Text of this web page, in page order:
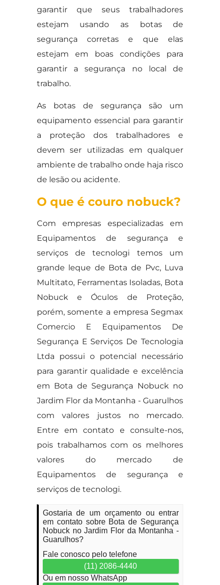
garantir que seus trabalhadores
estejam usando as botas de
segurança corretas e que elas
estejam em boas condições para
garantir a segurança no local de
trabalho.
As botas de segurança são um
equipamento essencial para garantir
a proteção dos trabalhadores e
devem ser utilizadas em qualquer
ambiente de trabalho onde haja risco
de lesão ou acidente.
O que é couro nobuck?
Com empresas especializadas em
Equipamentos de segurança e
serviços de tecnologi temos um
grande leque de Bota de Pvc, Luva
Multitato, Ferramentas Isoladas, Bota
Nobuck e Óculos de Proteção,
porém, somente a empresa Segmax
Comercio E Equipamentos De
Segurança E Serviços De Tecnologia
Ltda possui o potencial necessário
para garantir qualidade e excelência
em Bota de Segurança Nobuck no
Jardim Flor da Montanha - Guarulhos
com valores justos no mercado.
Entre em contato e consulte-nos,
pois trabalhamos com os melhores
valores do mercado de
Equipamentos de segurança e
serviços de tecnologi.
Gostaria de um orçamento ou entrar
em contato sobre Bota de Segurança
Nobuck no Jardim Flor da Montanha -
Guarulhos?
Fale conosco pelo telefone
(11) 2086-4440
Ou em nosso WhatsApp